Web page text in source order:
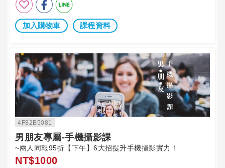
加入購物車 課程資料
4F82B5081
男朋友專屬-手機攝影課
~兩人同報95折【下午】6大招提升手機攝影實力！
NT$1000